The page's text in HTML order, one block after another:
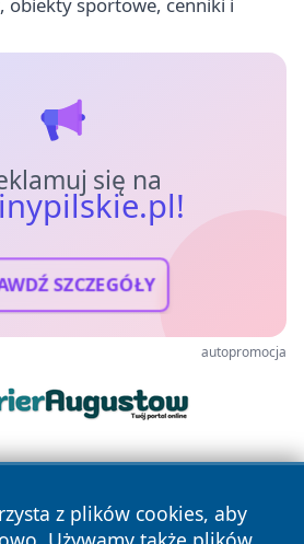
obiekty sportowe, cenniki i
się na
SZCZEGÓŁY
autopromocja
z plików cookies, aby